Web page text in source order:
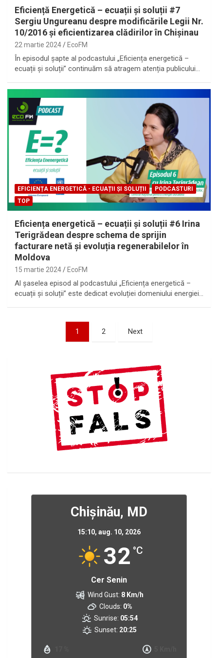
Eficiență Energetică – ecuații și soluții #7
Sergiu Ungureanu despre modificările Legii Nr.
10/2016 și eficientizarea clădirilor în Chișinau
22 martie 2024 EcoFM
În episodul șapte al podcastului „Eficiența energetică –
ecuații și soluții” continuăm să atragem atenția publicului…
EFICIENȚA ENERGETICĂ - ECUAȚII ȘI SOLUȚII
PODCASTURI
TOP
Eficiența energetică – ecuații și soluții #6 Irina
Terigrădean despre schema de sprijin
facturare netă și evoluția regenerabilelor în
Moldova
15 martie 2024 EcoFM
Al șaselea episod al podcastului „Eficiența energetică –
ecuații și soluții” este dedicat evoluției domeniului energiei…
1 2 Next
Chișinău, MD
15:10, aug. 10, 2026
32 °C
Cer Senin
Wind Gust: 8 Km/h
Clouds: 0%
Sunrise: 05:54
Sunset: 20:25